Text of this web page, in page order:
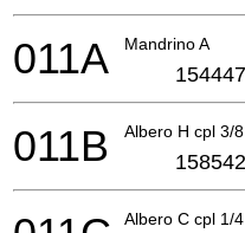
Mandrino A
011A
Albero H cpl 3/
011B
Albero C cpl 1/